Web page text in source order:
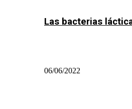
Las bacterias
06/06/2022